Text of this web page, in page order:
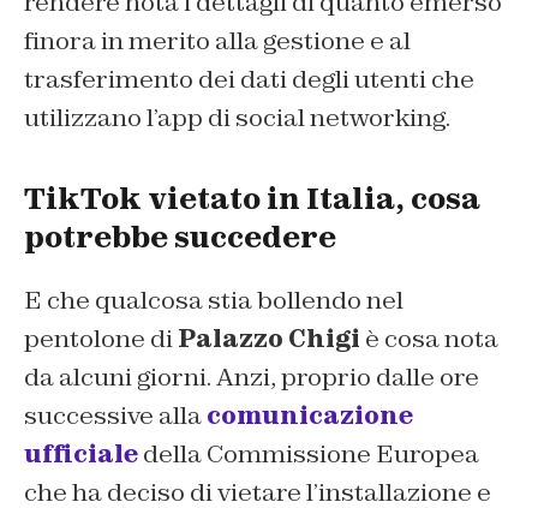
finora in merito alla gestione e al
trasferimento dei dati degli utenti che
utilizzano l’app di social networking.
TikTok vietato in Italia, cosa
potrebbe succedere
E che qualcosa stia bollendo nel
pentolone diPalazzo Chigi è cosa nota
da alcuni giorni. Anzi, proprio dalle ore
successive allacomunicazione
ufficialedella Commissione Europea
che ha deciso di vietare l’installazione e